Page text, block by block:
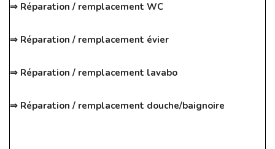
⇒ Réparation / remplacement WC
⇒ Réparation / remplacement évier
⇒ Réparation / remplacement lavabo
⇒ Réparation / remplacement douche/baignoire